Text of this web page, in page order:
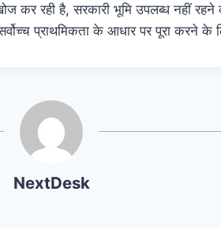
कर रही है, सरकारी भूमि उपलब्ध नहीं रहने
प्राथमिकता के आधार पर पूरा करने के
NextDesk